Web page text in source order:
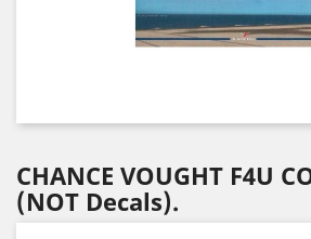
CHANCE VOUGHT F4U
(NOT Decals).